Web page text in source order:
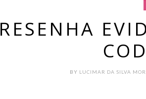
RESENHA
BY LUCIMAR DA SILVA